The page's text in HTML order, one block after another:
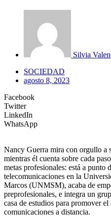
Silvia
SOCIEDAD
agosto 8, 2023
Facebook
Twitter
LinkedIn
WhatsApp
Nancy Guerra mira con orgullo a
mientras él cuenta sobre cada
metas profesionales: está a punto
telecomunicaciones en la
Marcos (UNMSM), acaba de
preprofesionales, e integra un
casa de estudios para promover
comunicaciones a distancia.